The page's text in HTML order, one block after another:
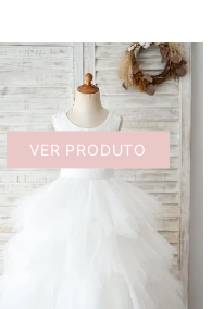
VER PRODUTO